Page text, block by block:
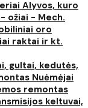
Alyvos, kuro
ožiai - Mech.
oro
raktai ir kt.
gultai, kedutės,
Nuėmėjai
remontas
keltuvai,